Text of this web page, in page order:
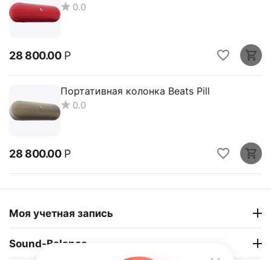
0.0
28 800.00 Р
Портативная колонка Beats Pill
0.0
28 800.00 Р
Моя учетная запись
Sound-Balance